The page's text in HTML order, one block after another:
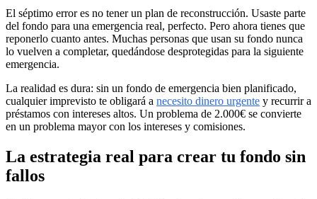
El séptimo error es no tener un plan de reconstrucción. Usaste parte
del fondo para una emergencia real, perfecto. Pero ahora tienes que
reponerlo cuanto antes. Muchas personas que usan su fondo nunca
lo vuelven a completar, quedándose desprotegidas para la siguiente
emergencia.
La realidad es dura: sin un fondo de emergencia bien planificado,
cualquier imprevisto te obligará a necesito dinero urgente y recurrir a
préstamos con intereses altos. Un problema de 2.000€ se convierte
en un problema mayor con los intereses y comisiones.
La estrategia real para crear tu fondo sin
fallos